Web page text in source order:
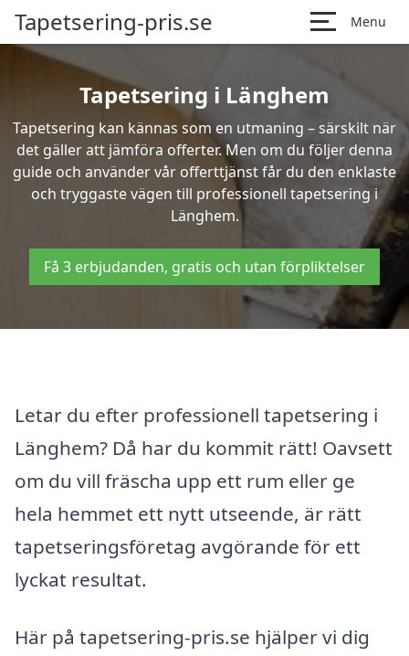
Tapetsering-pris.se Menu
Tapetsering i Länghem
Tapetsering kan kännas som en utmaning – särskilt när
det gäller att jämföra offerter. Men om du följer denna
guide och använder vår offerttjänst får du den enklaste
och tryggaste vägen till professionell tapetsering i
Länghem.
Få 3 erbjudanden, gratis och utan förpliktelser
Letar du efter professionell tapetsering i
Länghem? Då har du kommit rätt! Oavsett
om du vill fräscha upp ett rum eller ge
hela hemmet ett nytt utseende, är rätt
tapetseringsföretag avgörande för ett
lyckat resultat.
Här på tapetsering-pris.se hjälper vi dig